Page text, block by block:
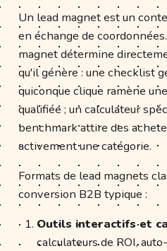
Un lead magnet est un
en échange de
magnet détermine
qu'il génère : une checklist
quiconque clique ramène
qualifiée ; un calculateur
benchmark attire des
activement une catégorie.
Formats de lead magnets
conversion B2B typique :
Outils interactifs et
calculateurs de ROI,